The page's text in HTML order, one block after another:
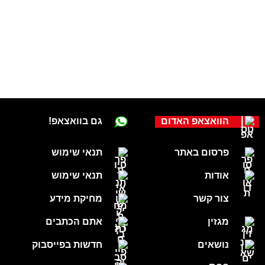
גם בוואצאפ!
תנאי שימוש
תנאי שימוש
מחיקת מידע
אתם הכתבים
חדשות בפייסבוק
הוואצאפ האדום
פרסום באתר
אודות
צור קשר
מגזין
נושאים